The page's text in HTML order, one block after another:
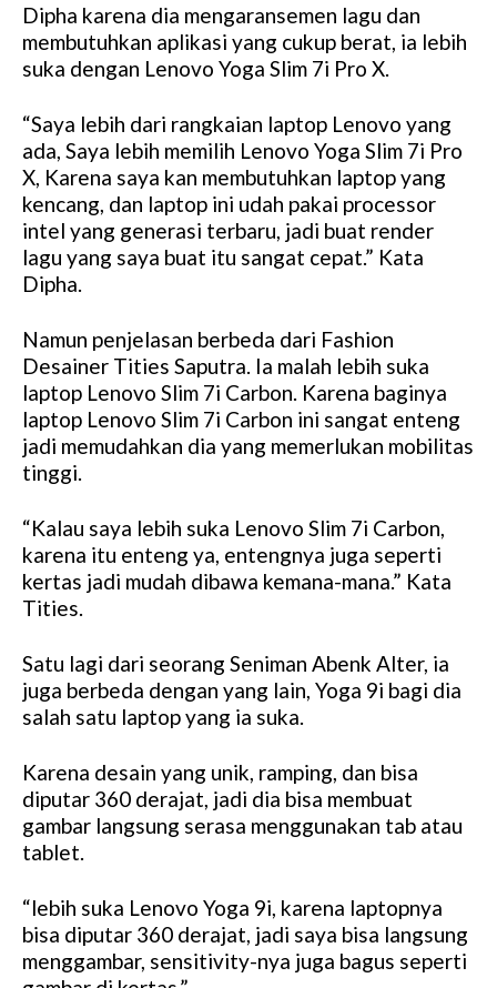
Dipha karena dia mengaransemen lagu dan
membutuhkan aplikasi yang cukup berat, ia lebih
suka dengan Lenovo Yoga Slim 7i Pro X.
“Saya lebih dari rangkaian laptop Lenovo yang
ada, Saya lebih memilih Lenovo Yoga Slim 7i Pro
X, Karena saya kan membutuhkan laptop yang
kencang, dan laptop ini udah pakai processor
intel yang generasi terbaru, jadi buat render
lagu yang saya buat itu sangat cepat.” Kata
Dipha.
Namun penjelasan berbeda dari Fashion
Desainer Tities Saputra. Ia malah lebih suka
laptop Lenovo Slim 7i Carbon. Karena baginya
laptop Lenovo Slim 7i Carbon ini sangat enteng
jadi memudahkan dia yang memerlukan mobilitas
tinggi.
“Kalau saya lebih suka Lenovo Slim 7i Carbon,
karena itu enteng ya, entengnya juga seperti
kertas jadi mudah dibawa kemana-mana.” Kata
Tities.
Satu lagi dari seorang Seniman Abenk Alter, ia
juga berbeda dengan yang lain, Yoga 9i bagi dia
salah satu laptop yang ia suka.
Karena desain yang unik, ramping, dan bisa
diputar 360 derajat, jadi dia bisa membuat
gambar langsung serasa menggunakan tab atau
tablet.
“lebih suka Lenovo Yoga 9i, karena laptopnya
bisa diputar 360 derajat, jadi saya bisa langsung
menggambar, sensitivity-nya juga bagus seperti